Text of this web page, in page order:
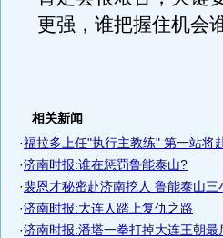
更强，谁把握住机会
相关新闻
·福拉多上任"执行主教练" 第一站将
·济南时报:谁在惩罚鲁能泰山?
·裴恩才秘密赴济南挖人 鲁能泰山三
·济南时报:大连人踏上复仇之路
·济南时报:潘塔一拳打掉大连王朝最